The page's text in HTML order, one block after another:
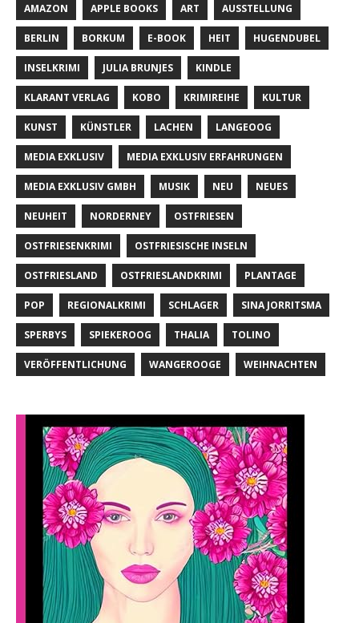
AMAZON APPLE BOOKS ART AUSSTELLUNG
BERLIN BORKUM E-BOOK HEIT HUGENDUBEL
INSELKRIMI JULIA BRUNJES KINDLE
KLARANT VERLAG KOBO KRIMIREIHE KULTUR
KUNST KÜNSTLER LACHEN LANGEOOG
MEDIA EXKLUSIV MEDIA EXKLUSIV ERFAHRUNGEN
MEDIA EXKLUSIV GMBH MUSIK NEU NEUES
NEUHEIT NORDERNEY OSTFRIESEN
OSTFRIESENKRIMI OSTFRIESISCHE INSELN
OSTFRIESLAND OSTFRIESLANDKRIMI PLANTAGE
POP REGIONALKRIMI SCHLAGER SINA JORRITSMA
SPERBYS SPIEKEROOG THALIA TOLINO
VERÖFFENTLICHUNG WANGEROOGE WEIHNACHTEN